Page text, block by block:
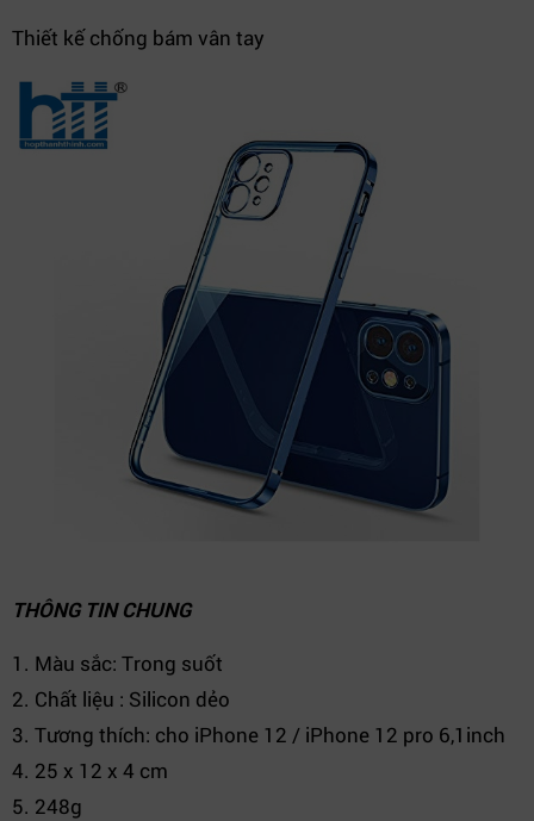
Thiết kế chống bám vân tay
THÔNG TIN CHUNG
1. Màu sắc: Trong suốt
2. Chất liệu : Silicon dẻo
3. Tương thích: cho iPhone 12 / iPhone 12 pro 6,1inch
4. 25 x 12 x 4 cm
5. 248g